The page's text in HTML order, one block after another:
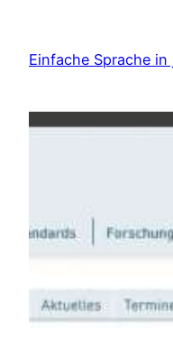
springen
Einfache Sprache